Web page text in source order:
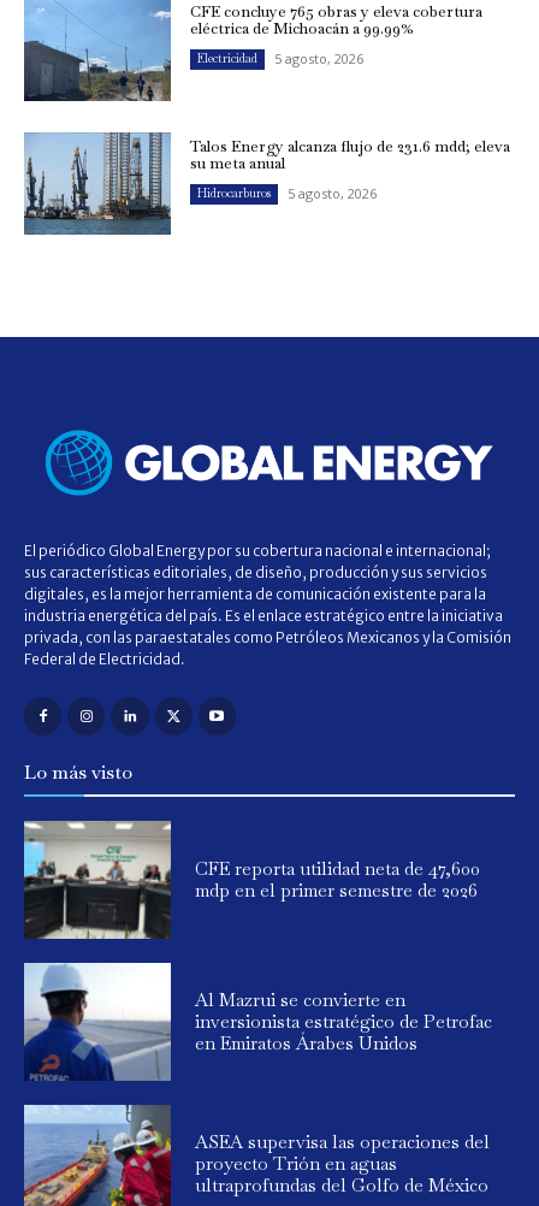
CFE concluye 765 obras y eleva cobertura
eléctrica de Michoacán a 99.99%
Electricidad 5 agosto, 2026
Talos Energy alcanza flujo de 231.6 mdd; eleva
su meta anual
Hidrocarburos 5 agosto, 2026
El periódico Global Energy por su cobertura nacional e internacional;
sus características editoriales, de diseño, producción y sus servicios
digitales, es la mejor herramienta de comunicación existente para la
industria energética del país. Es el enlace estratégico entre la iniciativa
privada, con las paraestatales como Petróleos Mexicanos y la Comisión
Federal de Electricidad.
Lo más visto
CFE reporta utilidad neta de 47,600
mdp en el primer semestre de 2026
Al Mazrui se convierte en
inversionista estratégico de Petrofac
en Emiratos Árabes Unidos
ASEA supervisa las operaciones del
proyecto Trión en aguas
ultraprofundas del Golfo de México